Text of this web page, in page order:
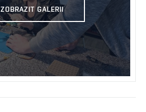
ZOBRAZIT GALERII